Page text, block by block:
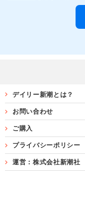
デイリー新潮とは？
お問い合わせ
ご購入
プライバシーポリシー
運営：株式会社新潮社